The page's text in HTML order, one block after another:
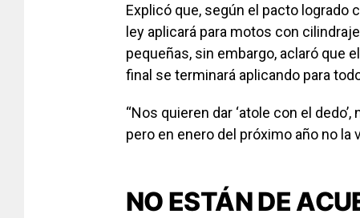
Explicó que, según el pacto logrado
ley aplicará para motos con
pequeñas, sin embargo, aclaró que
final se terminará aplicando para
“Nos quieren dar ‘atole con el
pero en enero del próximo año no la
NO ESTÁN DE